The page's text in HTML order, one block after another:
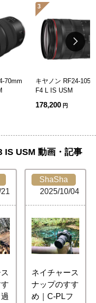
70mm
3
キヤノン RF24-
F4 L IS USM
178,200 円
IS USM 動画・記事
ShaSha
2025/10/04
ネイチャース
ナップのすす
め｜C-PLフ